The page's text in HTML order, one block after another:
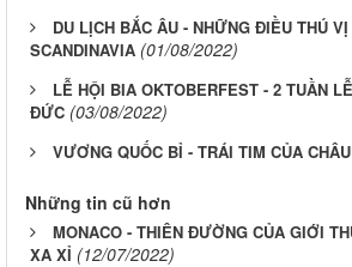
DU LỊCH BẮC ÂU - NHỮNG ĐIỀU THÚ
SCANDINAVIA (01/08/2022)
LỄ HỘI BIA OKTOBERFEST - 2 TUẦN
ĐỨC (03/08/2022)
VƯƠNG QUỐC BỈ - TRÁI TIM CỦA
Những tin cũ hơn
MONACO - THIÊN ĐƯỜNG CỦA GIỚI
XA XỈ (12/07/2022)